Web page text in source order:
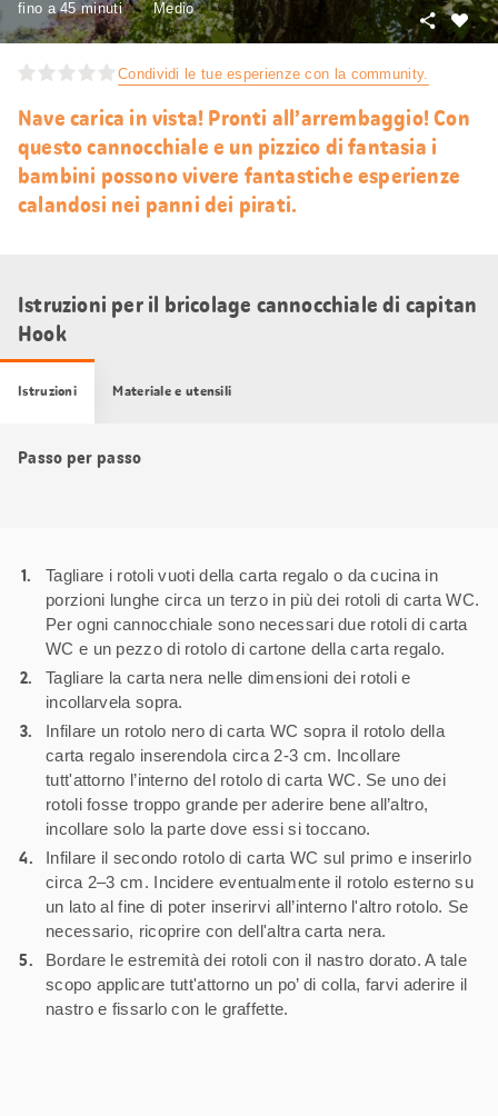
Condividi le tue esperienze con la community.
fino a 45 minuti
Medio
Mi
Condividi
Nave carica in vista! Pronti all’arrembaggio! Con
questo cannocchiale e un pizzico di fantasia i
bambini possono vivere fantastiche esperienze
calandosi nei panni dei pirati.
Istruzioni per il bricolage cannocchiale di capitan
Hook
Istruzioni Materiale e utensili
Passo per passo
Tagliare i rotoli vuoti della carta regalo o da cucina in
porzioni lunghe circa un terzo in più dei rotoli di carta WC.
Per ogni cannocchiale sono necessari due rotoli di carta
WC e un pezzo di rotolo di cartone della carta regalo.
Tagliare la carta nera nelle dimensioni dei rotoli e
incollarvela sopra.
Infilare un rotolo nero di carta WC sopra il rotolo della
carta regalo inserendola circa 2-3 cm. Incollare
tutt'attorno l’interno del rotolo di carta WC. Se uno dei
rotoli fosse troppo grande per aderire bene all’altro,
incollare solo la parte dove essi si toccano.
Infilare il secondo rotolo di carta WC sul primo e inserirlo
circa 2–3 cm. Incidere eventualmente il rotolo esterno su
un lato al fine di poter inserirvi all’interno l'altro rotolo. Se
necessario, ricoprire con dell'altra carta nera.
Bordare le estremità dei rotoli con il nastro dorato. A tale
scopo applicare tutt'attorno un po’ di colla, farvi aderire il
nastro e fissarlo con le graffette.